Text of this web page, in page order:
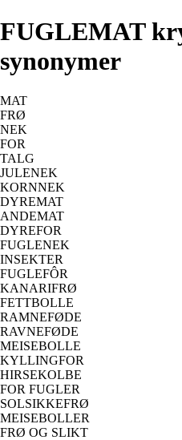
FUGLEMAT
synonymer
MAT
FRØ
NEK
FOR
TALG
JULENEK
KORNNEK
DYREMAT
ANDEMAT
DYREFOR
FUGLENEK
INSEKTER
FUGLEFÔR
KANARIFRØ
FETTBOLLE
RAMNEFØDE
RAVNEFØDE
MEISEBOLLE
KYLLINGFOR
HIRSEKOLBE
FOR FUGLER
SOLSIKKEFRØ
MEISEBOLLER
FRØ OG SLIKT